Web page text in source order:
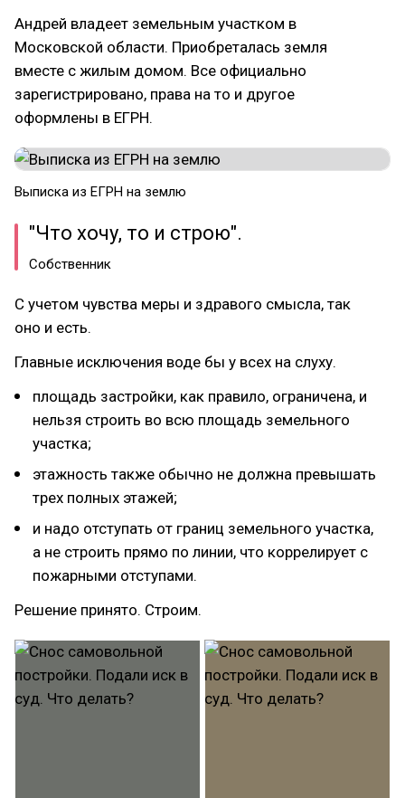
Андрей владеет земельным участком в
Московской области. Приобреталась земля
вместе с жилым домом. Все официально
зарегистрировано, права на то и другое
оформлены в ЕГРН.
Выписка из ЕГРН на землю
"Что хочу, то и строю".
Собственник
С учетом чувства меры и здравого смысла, так
оно и есть.
Главные исключения воде бы у всех на слуху.
площадь застройки, как правило, ограничена, и
нельзя строить во всю площадь земельного
участка;
этажность также обычно не должна превышать
трех полных этажей;
и надо отступать от границ земельного участка,
а не строить прямо по линии, что коррелирует с
пожарными отступами.
Решение принято. Строим.